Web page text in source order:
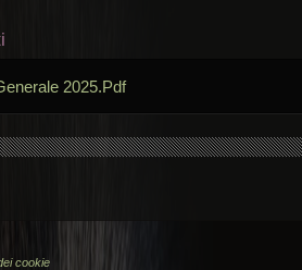
2025.Pdf
cookie